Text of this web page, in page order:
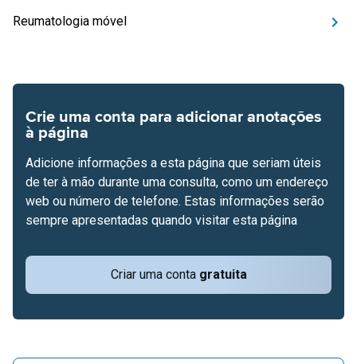
Reumatologia móvel
Crie uma conta para adicionar anotações
à página
Criar uma conta gratuita
Adicione informações a esta página que seriam úteis
de ter à mão durante uma consulta, como um endereço
web ou número de telefone. Estas informações serão
sempre apresentadas quando visitar esta página